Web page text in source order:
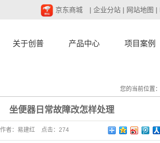
京东商城 | 企业分站 | 网站地图 |
关于创普 产品中心 项目案例
您的当前位置：
坐便器日常故障改怎样处理
作者： 易建红 点击： 274